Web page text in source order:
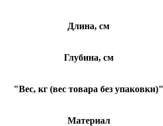
Длина, см
Глубина, см
"Вес, кг (вес товара без упаковки)"
Материал